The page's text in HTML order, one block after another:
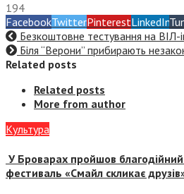
194
FacebookTwitterPinterestLinkedIn
Безкоштовне тестування на ВІЛ-
Біля “Верони” прибирають
Related posts
Related posts
More from author
Культура
У Броварах пройшов
фестиваль «Смайл скликає